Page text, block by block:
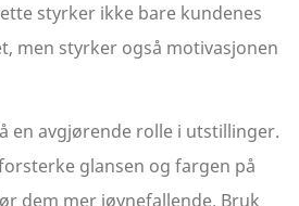
styrker ikke bare kundenes
men styrker også motivasjonen
en avgjørende rolle i utstillinger.
glansen og fargen på
dem mer iøynefallende. Bruk